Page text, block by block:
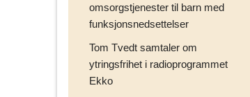
omsorgstjenester til barn med
funksjonsnedsettelser
Tom Tvedt samtaler om
ytringsfrihet i radioprogrammet
Ekko